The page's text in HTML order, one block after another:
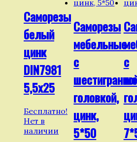
Саморезы
белый
цинк
DIN7981
5,5х25
Бесплатно!
Нет в
наличии
Саморезы
мебельные
с
головкой,
цинк,
5*50
с